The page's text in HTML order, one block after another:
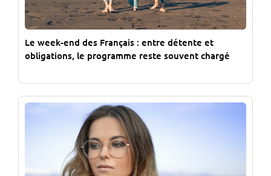
Le week-end des Français : entre détente et
obligations, le programme reste souvent chargé